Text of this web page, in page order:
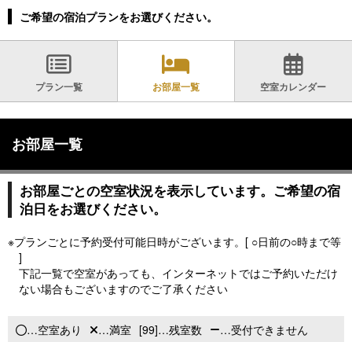
ご希望の宿泊プランをお選びください。
プラン一覧 お部屋一覧 空室カレンダー
お部屋一覧
お部屋ごとの空室状況を表示しています。ご希望の宿
泊日をお選びください。
※プランごとに予約受付可能日時がございます。[ ○日前の○時まで等
]
下記一覧で空室があっても、インターネットではご予約いただけ
ない場合もございますのでご了承ください
…空室あり …満室 [99]…残室数 …受付できません